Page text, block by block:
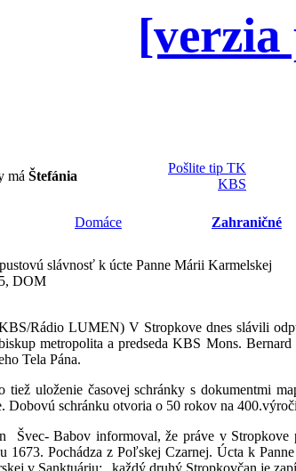
má Štefánia
Pošlite tip TK
KBS
Domáce Zahraničné
slávnosť k úcte Panne Márii Karmelskej
DOM
Rádio LUMEN) V Stropkove dnes slávili
metropolita a predseda KBS Mons.
Tela Pána.
tiež uloženie časovej schránky s dokumentmi
Dobovú schránku otvoria o 50 rokov na
Švec- Babov informoval, že práve v
1673. Pochádza z Poľskej Czarnej. Úcta k
v Sanktuáriu: „každý druhý Stropkovčan je